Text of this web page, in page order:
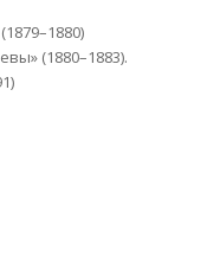
(1880–1883).